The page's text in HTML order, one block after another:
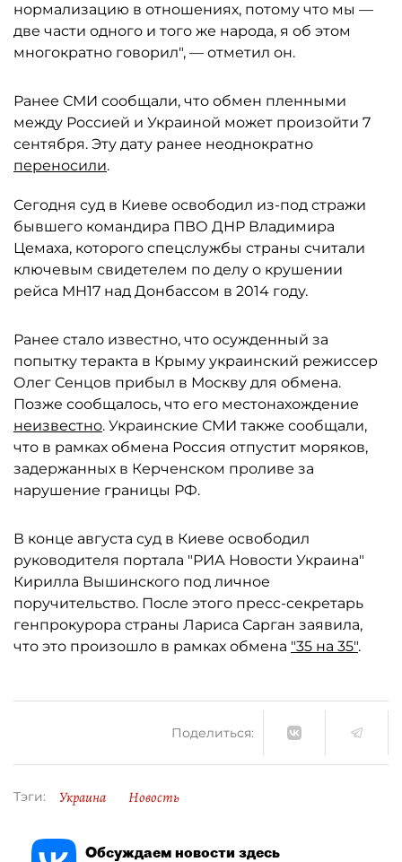
нормализацию в отношениях, потому что мы —
две части одного и того же народа, я об этом
многократно говорил", — отметил он.
Ранее СМИ сообщали, что обмен пленными
между Россией и Украиной может произойти 7
сентября. Эту дату ранее неоднократно
переносили.
Сегодня суд в Киеве освободил из-под стражи
бывшего командира ПВО ДНР Владимира
Цемаха, которого спецслужбы страны считали
ключевым свидетелем по делу о крушении
рейса MH17 над Донбассом в 2014 году.
Ранее стало известно, что осужденный за
попытку теракта в Крыму украинский режиссер
Олег Сенцов прибыл в Москву для обмена.
Позже сообщалось, что его местонахождение
неизвестно. Украинские СМИ также сообщали,
что в рамках обмена Россия отпустит моряков,
задержанных в Керченском проливе за
нарушение границы РФ.
В конце августа суд в Киеве освободил
руководителя портала "РИА Новости Украина"
Кирилла Вышинского под личное
поручительство. После этого пресс-секретарь
генпрокурора страны Лариса Сарган заявила,
что это произошло в рамках обмена "35 на 35".
Поделиться:
Тэги: Украина Новость
Обсуждаем новости здесь